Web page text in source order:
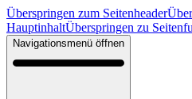
Überspringen zum Seitenheader
HauptinhaltÜberspringen zu
Navigationsmenü öffnen